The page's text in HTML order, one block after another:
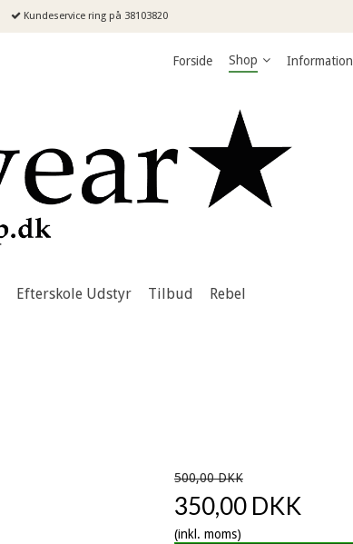
Kundeservice ring på 38103820
Forside Shop Information
Efterskole Udstyr Tilbud Rebel
500,00 DKK
350,00 DKK
(inkl. moms)